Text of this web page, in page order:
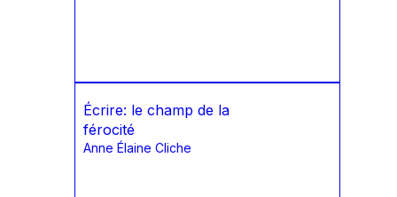
Écrire: le champ de la
férocité
Anne Élaine Cliche